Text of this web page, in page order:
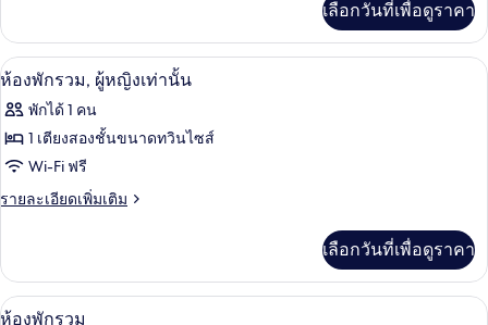
ผู้
หญิง
เท่านั้น
เกี่ยว
กับ
ห้อง
รวม,
ผู้
เท่านั้น
เลือกวันที่เพื่อดูราคา
เปิด
ภาพถ่าย
ทั้งหมด
ของ
ห้อง
ผู้
5
ห้องพักรวม, ผู้หญิงเท่านั้น
พักได้ 1 คน
1 เตียงสองชั้นขนาดทวินไซส์
Wi-Fi ฟรี
รายละเอียดเพิ่มเติม
ราย
เกี่ยว
กับ
ห้อง
เลือกวันที่เพื่อดูราคา
เปิด
4
ห้องพักรวม